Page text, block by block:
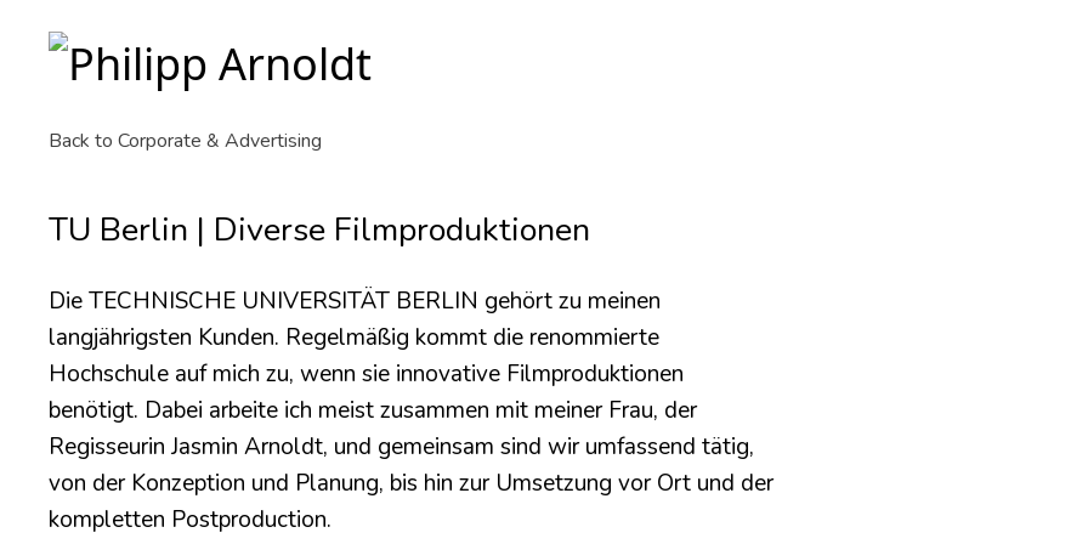
Back to Corporate & Advertising
TU Berlin | Diverse Filmproduktionen
Die TECHNISCHE UNIVERSITÄT BERLIN gehört zu meinen
langjährigsten Kunden. Regelmäßig kommt die renommierte
Hochschule auf mich zu, wenn sie innovative Filmproduktionen
benötigt. Dabei arbeite ich meist zusammen mit meiner Frau, der
Regisseurin Jasmin Arnoldt, und gemeinsam sind wir umfassend tätig,
von der Konzeption und Planung, bis hin zur Umsetzung vor Ort und der
kompletten Postproduction.